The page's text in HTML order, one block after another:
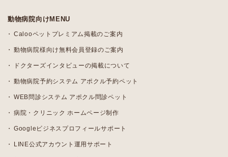
動物病院向けMENU
Calooペットプレミアム掲載のご案内
動物病院様向け無料会員登録のご案内
ドクターズインタビューの掲載について
動物病院予約システム アポクル予約ペット
WEB問診システム アポクル問診ペット
病院・クリニック ホームページ制作
Googleビジネスプロフィールサポート
LINE公式アカウント運用サポート